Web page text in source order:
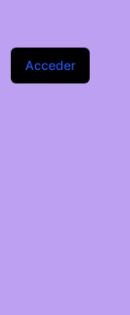
Acceder